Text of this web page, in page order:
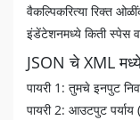
वैकल्पिकरित्या रिक्त
इंडेंटेशनमध्ये किती स्पेस
JSON चे XML
पायरी 1: तुमचे इनपुट
पायरी 2: आउटपुट पर्याय